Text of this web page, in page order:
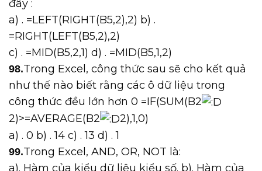
đây :
a) . =LEFT(RIGHT(B5,2),2) b) .
=RIGHT(LEFT(B5,2),2)
c) . =MID(B5,2,1) d) . =MID(B5,1,2)
98.Trong Excel, công thức sau sẽ cho kết quả
như thế nào biết rằng các ô dữ liệu trong
công thức đều lớn hơn 0 =IF(SUM(B2
2)>=AVERAGE(B2
2),1,0)
a) . 0 b) . 14 c) . 13 d) . 1
99.Trong Excel, AND, OR, NOT là:
a). Hàm của kiểu dữ liệu kiểu số. b). Hàm của